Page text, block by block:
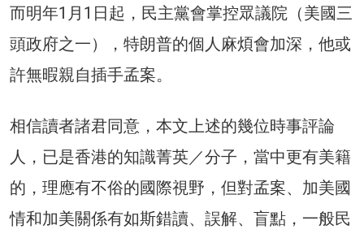
而明年1月1日起，民主黨會掌控眾議院（美國三
頭政府之一），特朗普的個人麻煩會加深，他或
許無暇親自插手孟案。
相信讀者諸君同意，本文上述的幾位時事評論
人，已是香港的知識菁英／分子，當中更有美籍
的，理應有不俗的國際視野，但對孟案、加美國
情和加美關係有如斯錯讀、誤解、盲點，一般民